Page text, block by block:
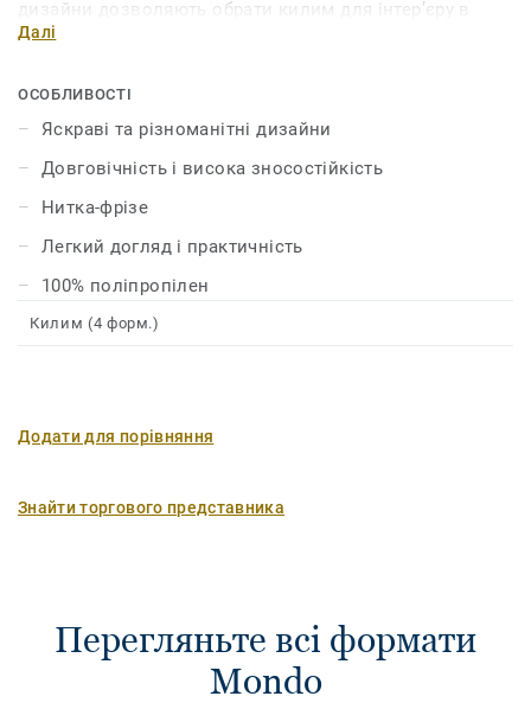
дизайни дозволяють обрати килим для інтер’єру в
будь-якому стилі. Вони чудово виглядатимуть у
Далі
ОСОБЛИВОСТІ
Яскраві та різноманітні дизайни
Довговічність і висока зносостійкість
Нитка-фрізе
Легкий догляд і практичність
100% поліпропілен
Килим (4 форм.)
Додати для порівняння
Знайти торгового представника
Перегляньте всі формати
Mondo